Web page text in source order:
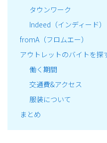
タウンワーク
Indeed（インディード）
fromA（フロムエー）
アウトレットのバイトを探
働く期間
交通費&アクセス
服装について
まとめ